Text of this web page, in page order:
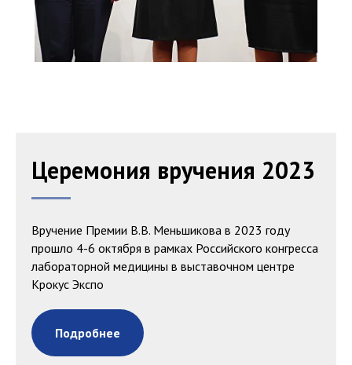
Церемония вручения 2023
Вручение Премии В.В. Меньшикова в 2023 году
прошло 4-6 октября в рамках Российского конгресса
лабораторной медицины в выставочном центре
Крокус Экспо
Подробнее